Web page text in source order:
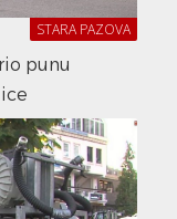
STARA PAZOVA
punu